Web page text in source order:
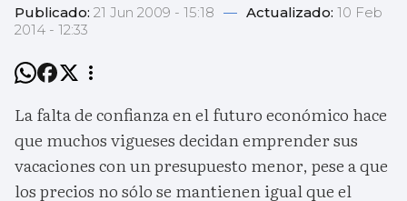
Publicado: 21 Jun 2009 - 15:18 — Actualizado: 10 Feb
2014 - 12:33
La falta de confianza en el futuro económico hace
que muchos vigueses decidan emprender sus
vacaciones con un presupuesto menor, pese a que
los precios no sólo se mantienen igual que el